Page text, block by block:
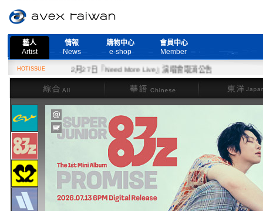
藝人
Artist
情報
News
購物中心
e-shop
會員中心
Member
HOTISSUE
2月27日『Need More Live』演唱會取消公告
綜合
華語 東洋